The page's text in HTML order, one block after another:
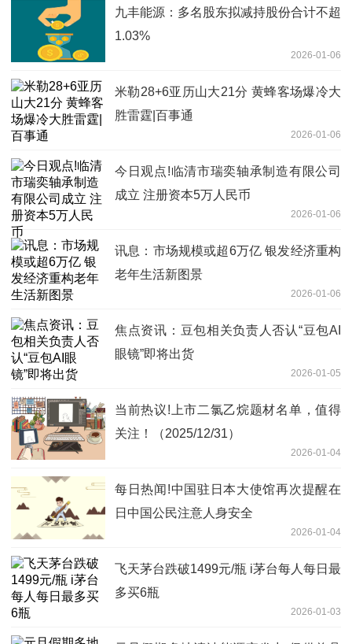
九丰能源：多名股东拟减持股份合计不超
1.03%
2026-01-06
米勒28+6亚历山大21分 黄蜂客场爆冷大
胜雷霆|百事通
2026-01-06
今日观点!临清市瑞奕轴承制造有限公司
成立 注册资本5万人民币
2026-01-06
讯息：市场规模或超6万亿 银发经济重构
老年生活新图景
2026-01-06
焦点资讯：豆包相关负责人否认“豆包AI
眼镜”即将出货
2026-01-05
当前热议!上市二氯乙烷题材名单，值得
关注！（2025/12/31）
2026-01-04
每日热闻!中国驻日本大使馆再次提醒在
日中国公民注意人身安全
2026-01-04
飞天茅台跌破1499元/瓶 i茅台每人每日最
多买6瓶
2026-01-03